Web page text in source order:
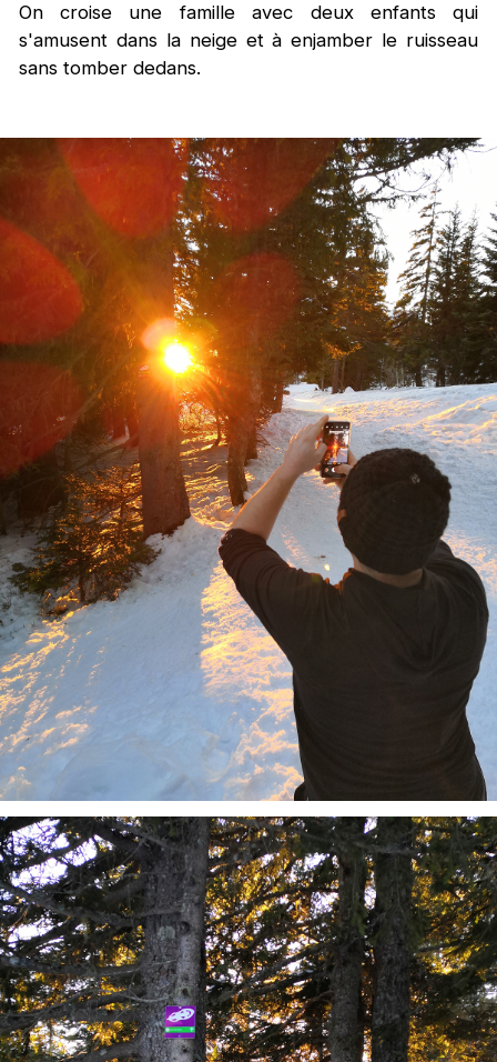
On croise une famille avec deux enfants qui
s'amusent dans la neige et à enjamber le ruisseau
sans tomber dedans.